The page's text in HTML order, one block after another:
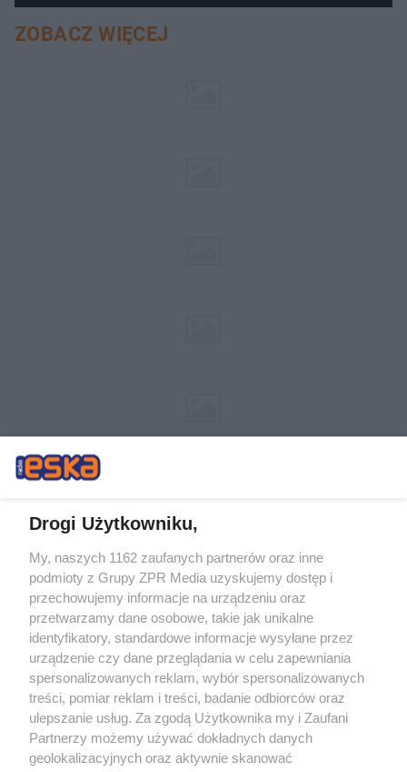
karnymi
ZOBACZ WIĘCEJ
Żaden utwór zamieszczony w serwisie nie może być powielany i
rozpowszechniany lub dalej rozpowszechniany w jakikolwiek sposób (w
tym także elektroniczny lub mechaniczny) na jakimkolwiek polu
eksploatacji w jakiejkolwiek formie, włącznie z umieszczaniem w Internecie
bez pisemnej zgody właściciela praw. Jakiekolwiek użycie lub
wykorzystanie utworów w całości lub w części z naruszeniem prawa, tzn.
bez właściwej zgody, jest zabronione pod groźbą kary i może być ścigane
prawnie.
Drogi Użytkowniku,
My, naszych 1162 zaufanych partnerów oraz inne
podmioty z Grupy ZPR Media uzyskujemy dostęp i
przechowujemy informacje na urządzeniu oraz
przetwarzamy dane osobowe, takie jak unikalne
identyfikatory, standardowe informacje wysyłane przez
urządzenie czy dane przeglądania w celu zapewniania
spersonalizowanych reklam, wybór spersonalizowanych
treści, pomiar reklam i treści, badanie odbiorców oraz
ulepszanie usług. Za zgodą Użytkownika my i Zaufani
Partnerzy możemy używać dokładnych danych
geolokalizacyjnych oraz aktywnie skanować